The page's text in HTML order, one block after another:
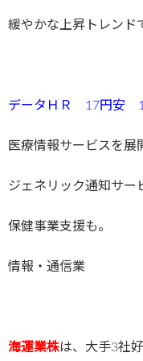
緩やかな上昇トレンド
データＨＲ 17円安
医療情報サービスを展
ジェネリック通知サー
保健事業支援も。
情報・通信業
海運業株は、大手3社好